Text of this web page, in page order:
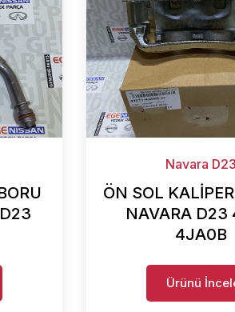
Navara D23
ÖN SOL
NAVARA D23
4JA0B
Ürünü